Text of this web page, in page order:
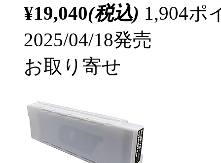
¥19,040(税込) 1,904ポ
2025/04/18発売
お取り寄せ